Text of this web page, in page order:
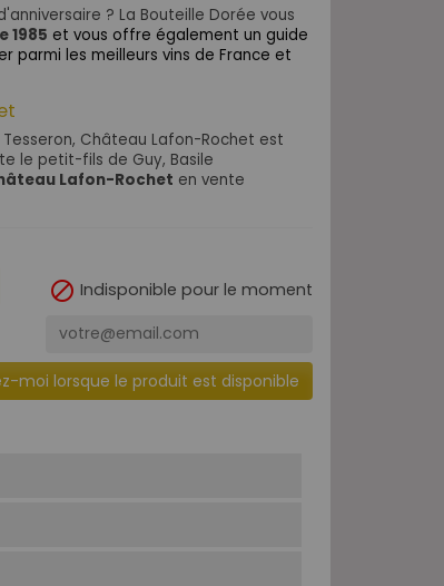
? La Bouteille Dorée vous
1985 et vous offre également un guide
parmi les meilleurs vins de France et
Château Lafon-Rochet est
le petit-fils de Guy, Basile
Lafon-Rochet en vente
 Indisponible pour le moment
moi lorsque le produit est disponible